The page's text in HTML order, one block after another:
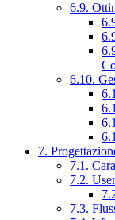
6.9.
6.10.
7.
7.1.
7.2.
7.3.